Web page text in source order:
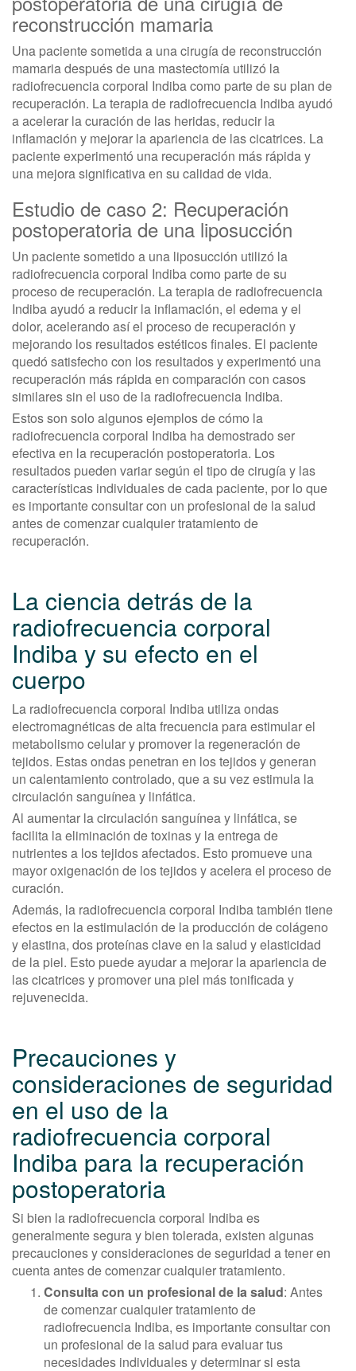
reconstrucción mamaria
Una paciente sometida a una cirugía de reconstrucción
mamaria después de una mastectomía utilizó la
radiofrecuencia corporal Indiba como parte de su plan de
recuperación. La terapia de radiofrecuencia Indiba ayudó
a acelerar la curación de las heridas, reducir la
inflamación y mejorar la apariencia de las cicatrices. La
paciente experimentó una recuperación más rápida y
una mejora significativa en su calidad de vida.
Estudio de caso 2: Recuperación
postoperatoria de una liposucción
Un paciente sometido a una liposucción utilizó la
radiofrecuencia corporal Indiba como parte de su
proceso de recuperación. La terapia de radiofrecuencia
Indiba ayudó a reducir la inflamación, el edema y el
dolor, acelerando así el proceso de recuperación y
mejorando los resultados estéticos finales. El paciente
quedó satisfecho con los resultados y experimentó una
recuperación más rápida en comparación con casos
similares sin el uso de la radiofrecuencia Indiba.
Estos son solo algunos ejemplos de cómo la
radiofrecuencia corporal Indiba ha demostrado ser
efectiva en la recuperación postoperatoria. Los
resultados pueden variar según el tipo de cirugía y las
características individuales de cada paciente, por lo que
es importante consultar con un profesional de la salud
antes de comenzar cualquier tratamiento de
recuperación.
La ciencia detrás de la
radiofrecuencia corporal
Indiba y su efecto en el
cuerpo
La radiofrecuencia corporal Indiba utiliza ondas
electromagnéticas de alta frecuencia para estimular el
metabolismo celular y promover la regeneración de
tejidos. Estas ondas penetran en los tejidos y generan
un calentamiento controlado, que a su vez estimula la
circulación sanguínea y linfática.
Al aumentar la circulación sanguínea y linfática, se
facilita la eliminación de toxinas y la entrega de
nutrientes a los tejidos afectados. Esto promueve una
mayor oxigenación de los tejidos y acelera el proceso de
curación.
Además, la radiofrecuencia corporal Indiba también tiene
efectos en la estimulación de la producción de colágeno
y elastina, dos proteínas clave en la salud y elasticidad
de la piel. Esto puede ayudar a mejorar la apariencia de
las cicatrices y promover una piel más tonificada y
rejuvenecida.
Precauciones y
consideraciones de seguridad
en el uso de la
radiofrecuencia corporal
Indiba para la recuperación
postoperatoria
Si bien la radiofrecuencia corporal Indiba es
generalmente segura y bien tolerada, existen algunas
precauciones y consideraciones de seguridad a tener en
cuenta antes de comenzar cualquier tratamiento.
Consulta con un profesional de la salud: Antes
de comenzar cualquier tratamiento de
radiofrecuencia Indiba, es importante consultar con
un profesional de la salud para evaluar tus
necesidades individuales y determinar si esta